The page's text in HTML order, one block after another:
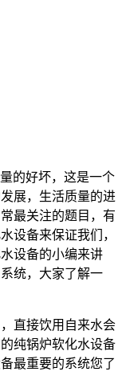
的好坏，这是一个
展，生活质量的进
最关注的题目，有
设备来保证我们，
设备的小编来讲
统，大家了解一
直接饮用自来水会
纯锅炉软化水设备
最重要的系统您了